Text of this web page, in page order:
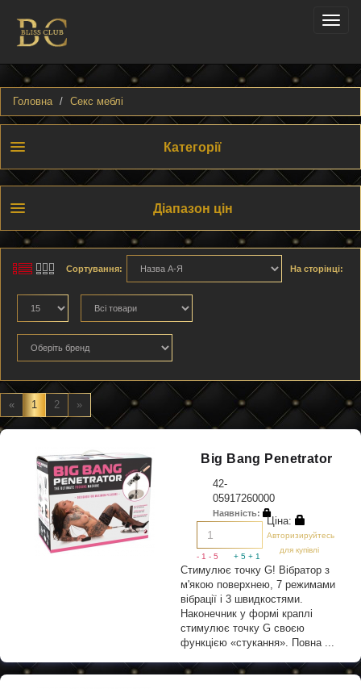
Toggle
Головна Секс меблі
Категорії
Діапазон цін
Сортування: На сторінці:
« 1 2 »
Big Bang Penetrator
42-
05917260000
Наявність:
+ 1
- 1 - 5 + 5
Ціна:
Авторизируйтесь
для купівлі
Стимулює точку G! Вібратор з
м'якою поверхнею, 7 режимами
вібрації і 3 швидкостями.
Наконечник у формі краплі
стимулює точку G своєю
функцією «стукання». Повна ...